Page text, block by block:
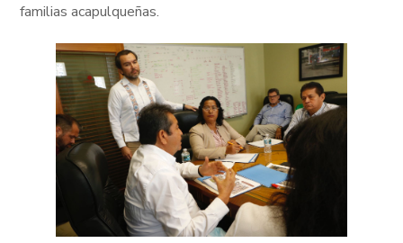
familias acapulqueñas.